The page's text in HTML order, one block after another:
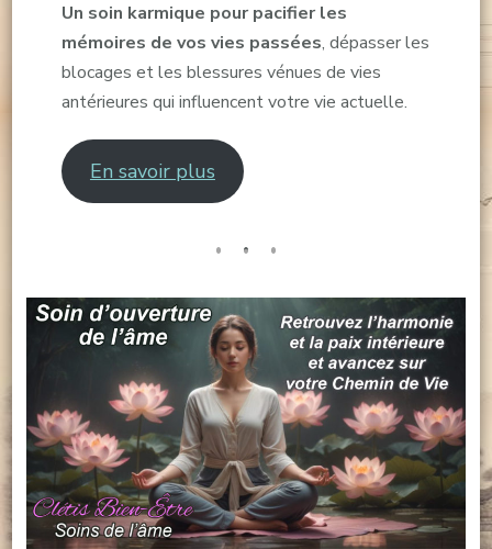
Un soin karmique pour pacifier les
mémoires de vos vies passées, dépasser les
blocages et les blessures vénues de vies
antérieures qui influencent votre vie actuelle.
En savoir plus